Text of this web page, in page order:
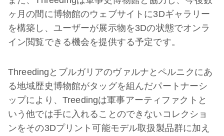
ヶ月の間に博物館のウェブサイトに3Dギャラリー
を構築し、ユーザーが展示物を3Dの状態でオンラ
イン閲覧できる機会を提供する予定です。
Threedingとブルガリアのヴァルナとペルニクにあ
る地域歴史博物館がタッグを組んだパートナーシ
ップにより、Treedingは軍事アーティファクトと
いう他では手に入れることのできないコレクショ
ンをその3Dプリント可能モデル取扱製品群に加え